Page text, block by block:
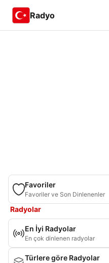
Radyo
Favoriler
Favoriler ve Son Dinlenenler
Radyolar
En İyi Radyolar
En çok dinlenen radyolar
Türlere göre Radyolar